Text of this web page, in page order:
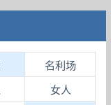
名利场
女人